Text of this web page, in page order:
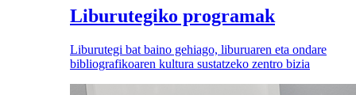
Liburutegiko programak
Liburutegi bat baino gehiago, liburuaren eta ondare
bibliografikoaren kultura sustatzeko zentro bizia